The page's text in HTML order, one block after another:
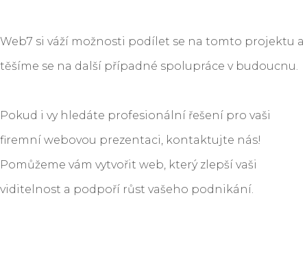
Web7 si váží možnosti podílet se na tomto projektu a
těšíme se na další případné spolupráce v budoucnu.
Pokud i vy hledáte profesionální řešení pro vaši
firemní webovou prezentaci, kontaktujte nás!
Pomůžeme vám vytvořit web, který zlepší vaši
viditelnost a podpoří růst vašeho podnikání.